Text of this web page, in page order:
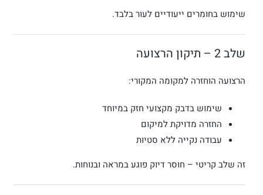
שימוש בחומרים ייעודיים לעור בלבד.
שלב 2 – תיקון הרצועה
הרצועה הוחזרה למקומה המקורי:
שימוש בדבק מקצועי חזק במיוחד
החזרה מדויקת למיקום
עבודה נקייה ללא סטיות
זה שלב קריטי – חוסר דיוק פוגע במראה ובנוחות.